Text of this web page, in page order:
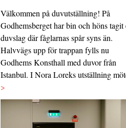
Välkommen på duvutställning! På
Godhemsberget har bin och höns tagit
duvslag där fåglarnas spår syns än.
Halvvägs upp för trappan fylls nu
Godhems Konsthall med duvor från
Istanbul. I Nora Loreks utställning
>